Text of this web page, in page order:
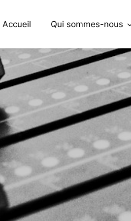
Accueil Qui sommes-nous